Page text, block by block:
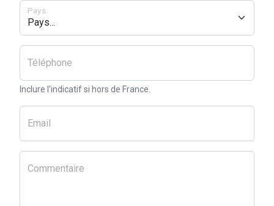
Pays
Téléphone
Inclure l'indicatif si hors de France.
Email
Commentaire